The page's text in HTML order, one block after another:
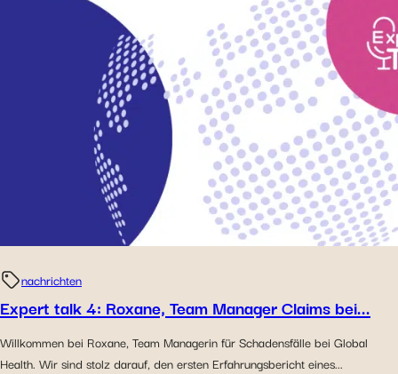
nachrichten
Expert talk 4: Roxane, Team Manager Claims bei...
Willkommen bei Roxane, Team Managerin für Schadensfälle bei Global
Health. Wir sind stolz darauf, den ersten Erfahrungsbericht eines...